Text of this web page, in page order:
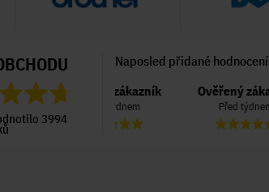
3994
Naposled přidané
Ověřený zákazník
Před týdnem
Ověřený zákazník